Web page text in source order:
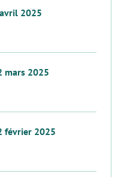
2025
mars 2025
février 2025